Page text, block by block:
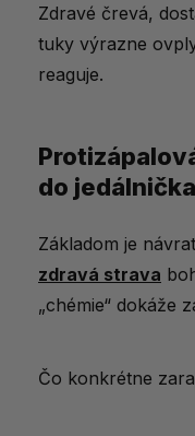
Zdravé črevá,
tuky výrazne
reaguje.
do jedálnička
Základom je
zdravá strava
„chémie“ dokáže
Čo konkrétne